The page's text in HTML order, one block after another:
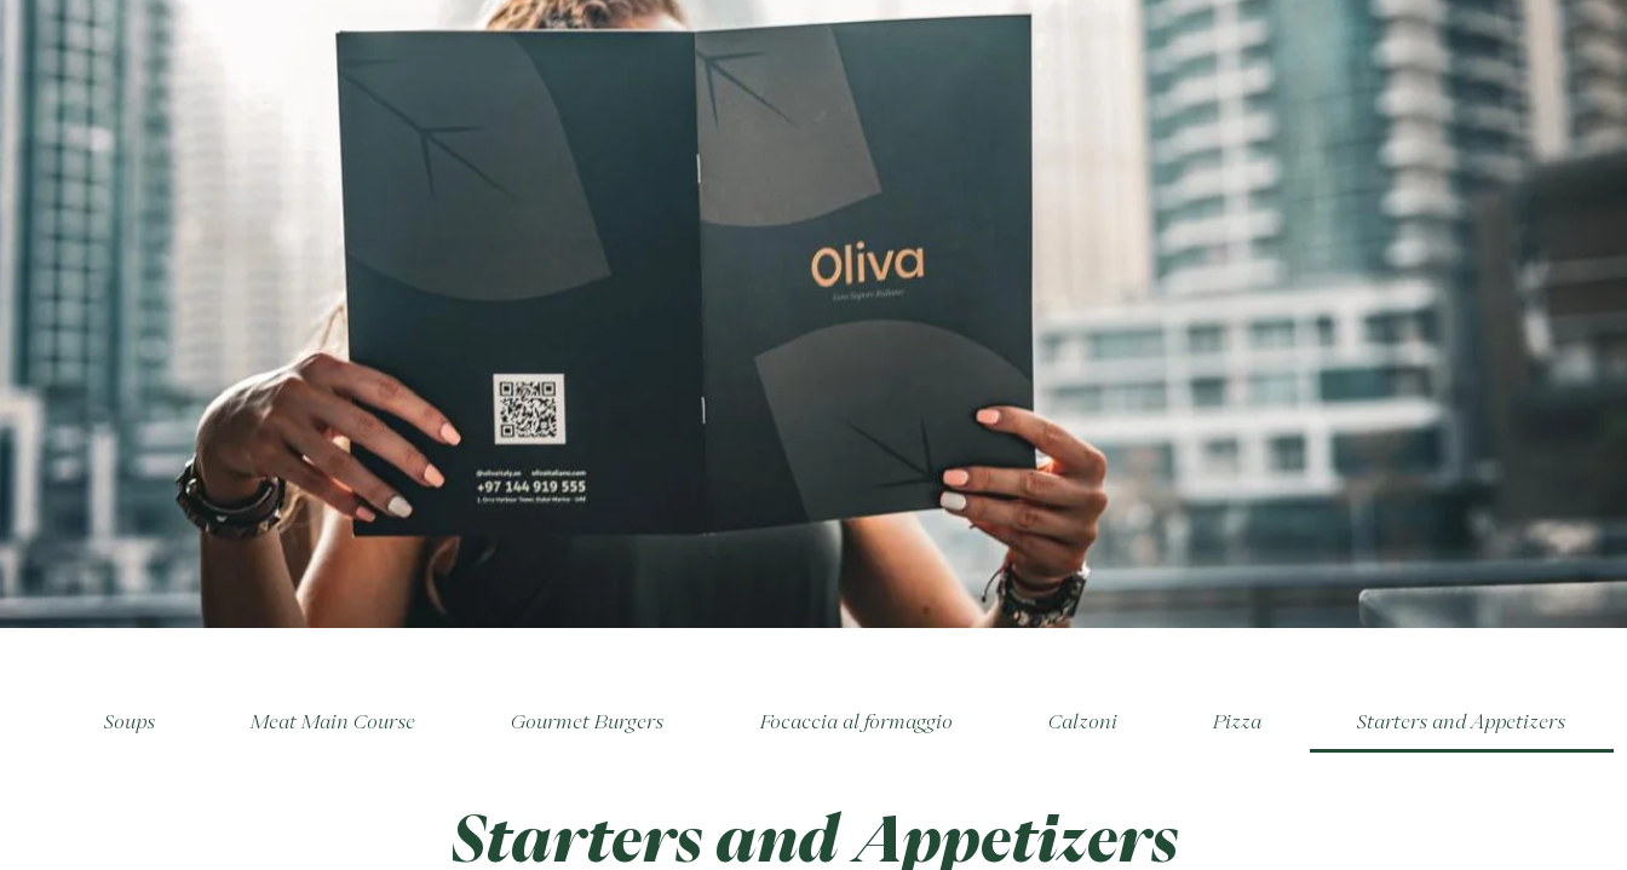
Starters and Appetizers
Pizza
Calzoni
Focaccia al formaggio
Gourmet Burgers
Meat Main Course
Soups
Starters and Appetizers